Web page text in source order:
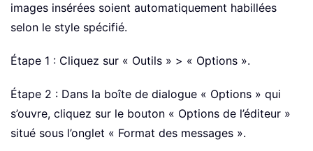
images insérées soient automatiquement habillées
selon le style spécifié.
Étape 1 : Cliquez sur « Outils » > « Options ».
Étape 2 : Dans la boîte de dialogue « Options » qui
s’ouvre, cliquez sur le bouton « Options de l’éditeur »
situé sous l’onglet « Format des messages ».